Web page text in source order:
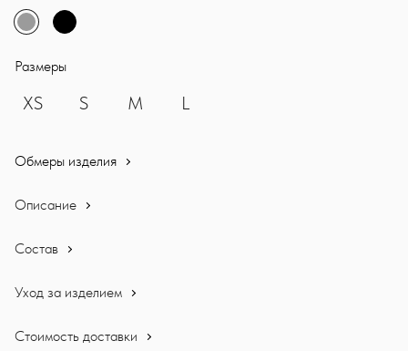
Размеры
XS S M L
Обмеры изделия
Описание
Состав
Уход за изделием
Стоимость доставки